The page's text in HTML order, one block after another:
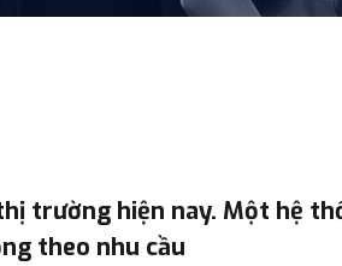
trường hiện nay. Một hệ
theo nhu cầu